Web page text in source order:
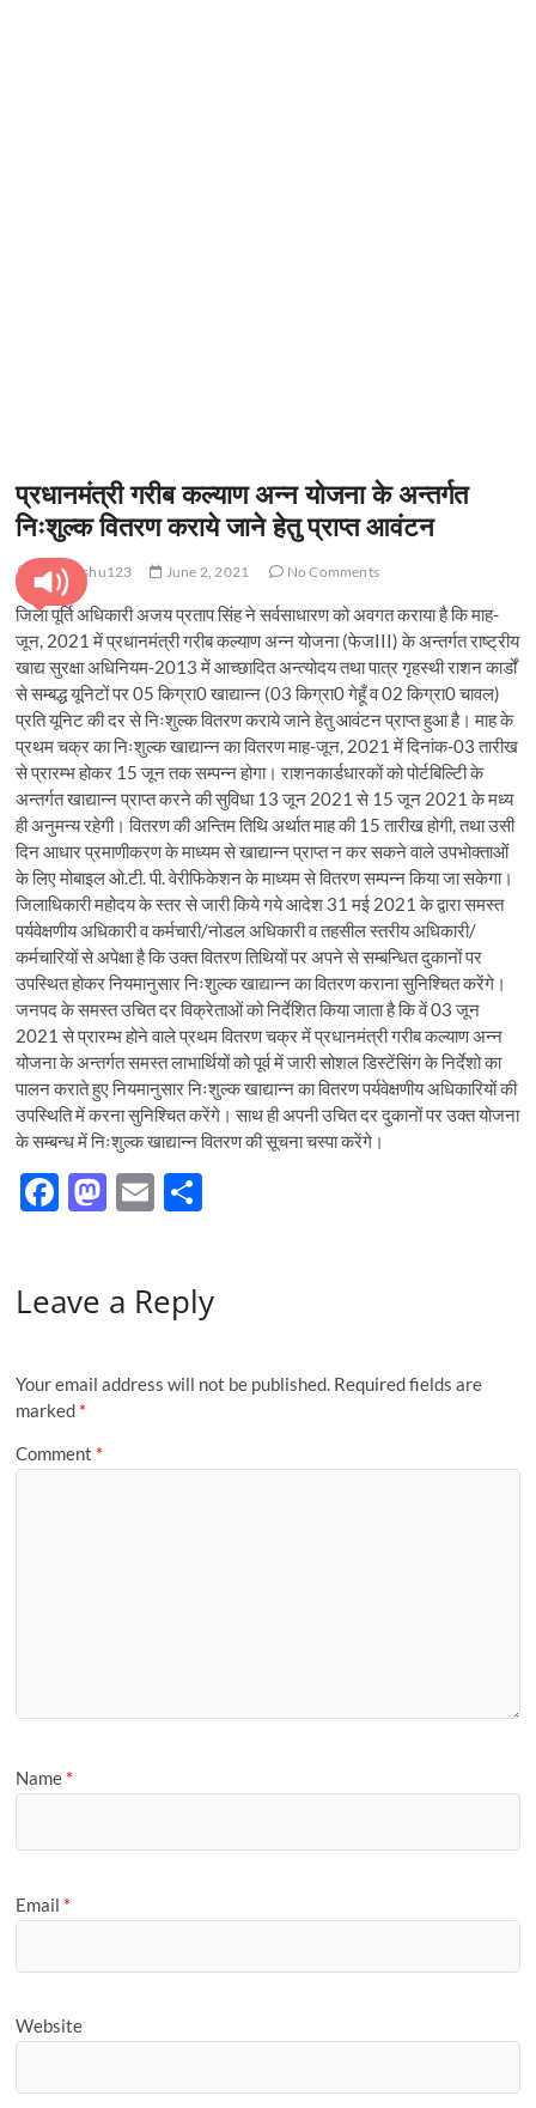
प्रधानमंत्री गरीब कल्याण अन्न योजना के अन्तर्गत
निःशुल्क वितरण कराये जाने हेतु प्राप्त आवंटन
pratyanshu123 June 2, 2021 No Comments
जिला पूर्ति अधिकारी अजय प्रताप सिंह ने सर्वसाधारण को अवगत कराया है कि माह-
जून, 2021 में प्रधानमंत्री गरीब कल्याण अन्न योजना (फेजIII) के अन्तर्गत राष्ट्रीय
खाद्य सुरक्षा अधिनियम-2013 में आच्छादित अन्त्योदय तथा पात्र गृहस्थी राशन कार्डों
से सम्बद्ध यूनिटों पर 05 किग्रा0 खाद्यान्न (03 किग्रा0 गेहूँ व 02 किग्रा0 चावल)
प्रति यूनिट की दर से निःशुल्क वितरण कराये जाने हेतु आवंटन प्राप्त हुआ है। माह के
प्रथम चक्र का निःशुल्क खाद्यान्न का वितरण माह-जून, 2021 में दिनांक-03 तारीख
से प्रारम्भ होकर 15 जून तक सम्पन्न होगा। राशनकार्डधारकों को पोर्टबिल्टिी के
अन्तर्गत खाद्यान्न प्राप्त करने की सुविधा 13 जून 2021 से 15 जून 2021 के मध्य
ही अनुमन्य रहेगी। वितरण की अन्तिम तिथि अर्थात माह की 15 तारीख होगी, तथा उसी
दिन आधार प्रमाणीकरण के माध्यम से खाद्यान्न प्राप्त न कर सकने वाले उपभोक्ताओं
के लिए मोबाइल ओ.टी. पी. वेरीफिकेशन के माध्यम से वितरण सम्पन्न किया जा सकेगा।
जिलाधिकारी महोदय के स्तर से जारी किये गये आदेश 31 मई 2021 के द्वारा समस्त
पर्यवेक्षणीय अधिकारी व कर्मचारी/नोडल अधिकारी व तहसील स्तरीय अधिकारी/
कर्मचारियों से अपेक्षा है कि उक्त वितरण तिथियों पर अपने से सम्बन्धित दुकानों पर
उपस्थित होकर नियमानुसार निःशुल्क खाद्यान्न का वितरण कराना सुनिश्चित करेंगे।
जनपद के समस्त उचित दर विक्रेताओं को निर्देशित किया जाता है कि वें 03 जून
2021 से प्रारम्भ होने वाले प्रथम वितरण चक्र में प्रधानमंत्री गरीब कल्याण अन्न
योजना के अन्तर्गत समस्त लाभार्थियों को पूर्व में जारी सोशल डिस्टेंसिंग के निर्देशो का
पालन कराते हुए नियमानुसार निःशुल्क खाद्यान्न का वितरण पर्यवेक्षणीय अधिकारियों की
उपस्थिति में करना सुनिश्चित करेंगे। साथ ही अपनी उचित दर दुकानों पर उक्त योजना
के सम्बन्ध में निःशुल्क खाद्यान्न वितरण की सूचना चस्पा करेंगे।
F
b
o
k
M
d
n
E
e
Leave a Reply
Your email address will not be published. Required fields are
marked *
Comment *
Name *
Email *
Website